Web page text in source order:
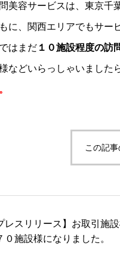
美容サービスは、東京千
に、関西エリアでもサー
はまだ １０施設程度の訪
などいらっしゃいました
この記
レスリリース】お取引施
０施設様になりました。